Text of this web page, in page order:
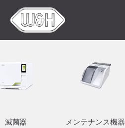
滅菌器 メンテナンス機器